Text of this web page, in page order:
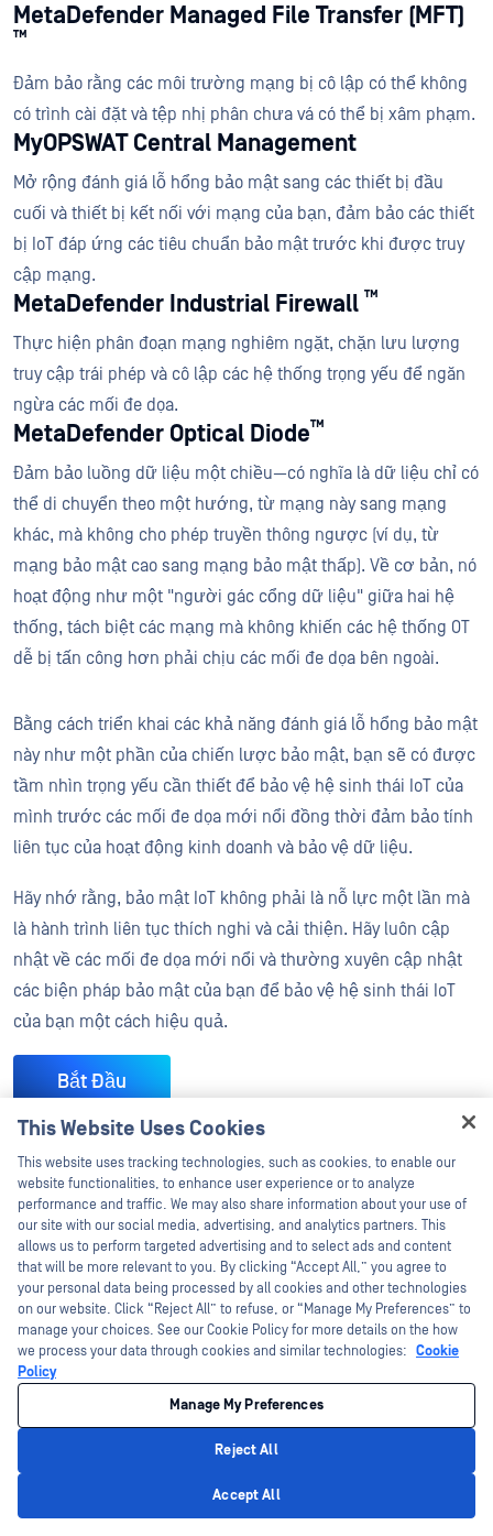
MetaDefender Managed File Transfer (MFT)
™
Đảm bảo rằng các môi trường mạng bị cô lập có thể không
có trình cài đặt và tệp nhị phân chưa vá có thể bị xâm phạm.
MyOPSWAT Central Management
Mở rộng đánh giá lỗ hổng bảo mật sang các thiết bị đầu
cuối và thiết bị kết nối với mạng của bạn, đảm bảo các thiết
bị IoT đáp ứng các tiêu chuẩn bảo mật trước khi được truy
cập mạng.
MetaDefender Industrial Firewall ™
Thực hiện phân đoạn mạng nghiêm ngặt, chặn lưu lượng
truy cập trái phép và cô lập các hệ thống trọng yếu để ngăn
ngừa các mối đe dọa.
MetaDefender Optical Diode™
Đảm bảo luồng dữ liệu một chiều—có nghĩa là dữ liệu chỉ có
thể di chuyển theo một hướng, từ mạng này sang mạng
khác, mà không cho phép truyền thông ngược (ví dụ, từ
mạng bảo mật cao sang mạng bảo mật thấp). Về cơ bản, nó
hoạt động như một "người gác cổng dữ liệu" giữa hai hệ
thống, tách biệt các mạng mà không khiến các hệ thống OT
dễ bị tấn công hơn phải chịu các mối đe dọa bên ngoài.
Bằng cách triển khai các khả năng đánh giá lỗ hổng bảo mật
này như một phần của chiến lược bảo mật, bạn sẽ có được
tầm nhìn trọng yếu cần thiết để bảo vệ hệ sinh thái IoT của
mình trước các mối đe dọa mới nổi đồng thời đảm bảo tính
liên tục của hoạt động kinh doanh và bảo vệ dữ liệu.
Hãy nhớ rằng, bảo mật IoT không phải là nỗ lực một lần mà
là hành trình liên tục thích nghi và cải thiện. Hãy luôn cập
nhật về các mối đe dọa mới nổi và thường xuyên cập nhật
các biện pháp bảo mật của bạn để bảo vệ hệ sinh thái IoT
của bạn một cách hiệu quả.
Bắt Đầu
Những câu hỏi thường gặp
Bảo mật IoT là gì?
Bảo mật IoT
ngăn chặn truy cập trái phép, vi phạm dữ liệu và
mạng
mềm chia sẻ dữ liệu qua mạng. Bảo mật IoT sử dụng mã
hóa, xác thực và cập nhật thường xuyên để giảm thiểu rủi ro
This Website Uses Cookies
This website uses tracking technologies, such as cookies, to enable our
website functionalities, to enhance user experience or to analyze
performance and traffic. We may also share information about your use of
our site with our social media, advertising, and analytics partners. This
allows us to perform targeted advertising and to select ads and content
that will be more relevant to you. By clicking “Accept All,” you agree to
your personal data being processed by all cookies and other technologies
on our website. Click “Reject All” to refuse, or “Manage My Preferences” to
manage your choices. See our Cookie Policy for more details on the how
we process your data through cookies and similar technologies: Cookie
Policy
Manage My Preferences
Reject All
Accept All
Hey there!
I'm Ozzy, your OPSWAT virtual assistant.
How can I help you secure what's critical
today?